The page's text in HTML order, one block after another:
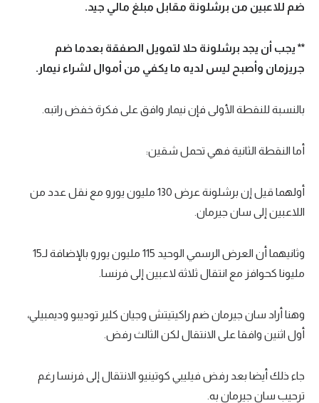
ضم للاعبين من برشلونة مقابل مبلغ مالي جيد.
** يجب أن يجد برشلونة حلا لتمويل الصفقة بعدما ضم
جريزمان وأصبح ليس لديه ما يكفي من أموال لشراء نيمار.
بالنسبة للنقطة الأولى فإن نيمار وافق على فكرة خفض راتبه.
أما النقطة الثانية فهي تحمل شقين:
أولهما قيل إن برشلونة عرض 130 مليون يورو مع نقل عدد من
اللاعبين إلى سان جيرمان.
وثانيهما أن العرض الرسمي الوحيد 115 مليون يورو بالإضافة لـ15
مليونا كحوافز مع انتقال ثلاثة لاعبين إلى فرنسا.
وهنا أراد سان جيرمان ضم راكيتيتش وجيان كلير توديبو وديمبيلي،
أول اثنين وافقا على الانتقال لكن الثالث رفض.
جاء ذلك أيضا بعد رفض فيليبي كوتينيو الانتقال إلى فرنسا رغم
ترحيب سان جيرمان به.